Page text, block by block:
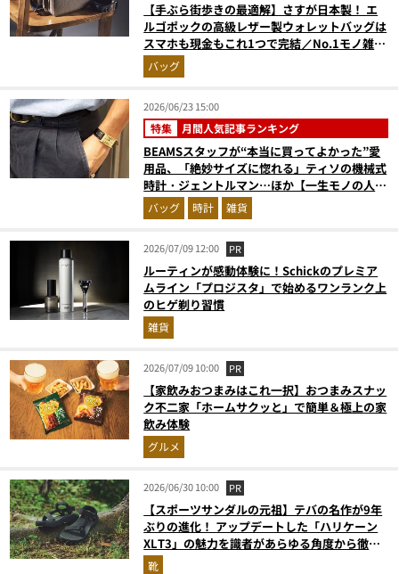
【手ぶら街歩きの最適解】さすが日本製！ エ
ルゴポックの高級レザー製ウォレットバッグは
スマホも現金もこれ1つで完結／No.1モノ雑誌
編集長のお墨付き『コレ買いです』Vol.168
バッグ
2026/06/23 15:00
特集 月間人気記事ランキング
BEAMSスタッフが“本当に買ってよかった”愛
用品、「絶妙サイズに惚れる」ティソの機械式
時計・ジェントルマン…ほか【一生モノの人気
記事ランキングベスト3】（2026年5月版）
バッグ 時計 雑貨
2026/07/09 12:00 PR
ルーティンが感動体験に！Schickのプレミア
ムライン「プロジスタ」で始めるワンランク上
のヒゲ剃り習慣
雑貨
2026/07/09 10:00 PR
【家飲みおつまみはこれ一択】おつまみスナッ
ク不二家「ホームサクッと」で簡単＆極上の家
飲み体験
グルメ
2026/06/30 10:00 PR
【スポーツサンダルの元祖】テバの名作が9年
ぶりの進化！ アップデートした「ハリケーン
XLT3」の魅力を識者があらゆる角度から徹底
解説！
靴